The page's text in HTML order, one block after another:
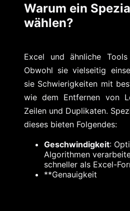
Warum ein
wählen?
Excel und ähnliche
Obwohl sie vielseitig
sie Schwierigkeiten mit
wie dem Entfernen von
Zeilen und Duplikaten.
dieses bieten Folgendes:
Geschwindigkeit:
Algorithmen
schneller als Excel-
**Genauigkeit